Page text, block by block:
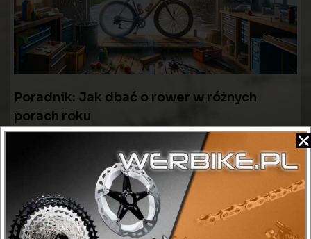
Poradnik: Jak dbać o rower w różnych
porach roku
22 lutego 2024
Zachowanie roweru w doskonałym stanie przez cały rok
wymaga regularnej uwagi i dostosowania konserwacji do
zmieniających się warunków pogodowych. Każda
Więcej»